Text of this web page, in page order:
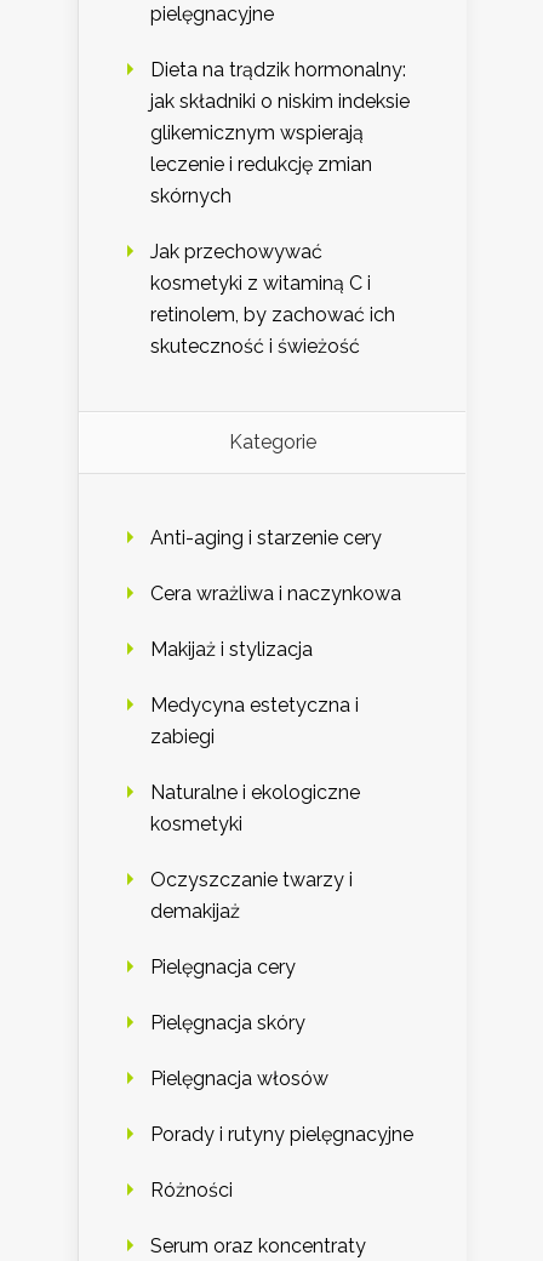
pielęgnacyjne
Dieta na trądzik hormonalny:
jak składniki o niskim indeksie
glikemicznym wspierają
leczenie i redukcję zmian
skórnych
Jak przechowywać
kosmetyki z witaminą C i
retinolem, by zachować ich
skuteczność i świeżość
Kategorie
Anti-aging i starzenie cery
Cera wrażliwa i naczynkowa
Makijaż i stylizacja
Medycyna estetyczna i
zabiegi
Naturalne i ekologiczne
kosmetyki
Oczyszczanie twarzy i
demakijaż
Pielęgnacja cery
Pielęgnacja skóry
Pielęgnacja włosów
Porady i rutyny pielęgnacyjne
Różności
Serum oraz koncentraty